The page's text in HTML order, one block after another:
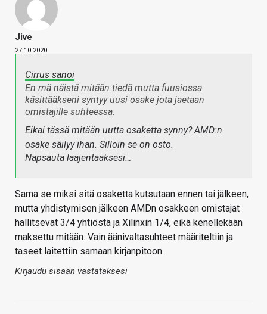
Jive
27.10.2020
Cirrus sanoi
En mä näistä mitään tiedä mutta fuusiossa
käsittääkseni syntyy uusi osake jota jaetaan
omistajille suhteessa.
Eikai tässä mitään uutta osaketta synny? AMD:n
osake säilyy ihan. Silloin se on osto.
Napsauta laajentaaksesi…
Sama se miksi sitä osaketta kutsutaan ennen tai jälkeen,
mutta yhdistymisen jälkeen AMDn osakkeen omistajat
hallitsevat 3/4 yhtiöstä ja Xilinxin 1/4, eikä kenellekään
maksettu mitään. Vain äänivaltasuhteet määriteltiin ja
taseet laitettiin samaan kirjanpitoon.
Kirjaudu sisään vastataksesi